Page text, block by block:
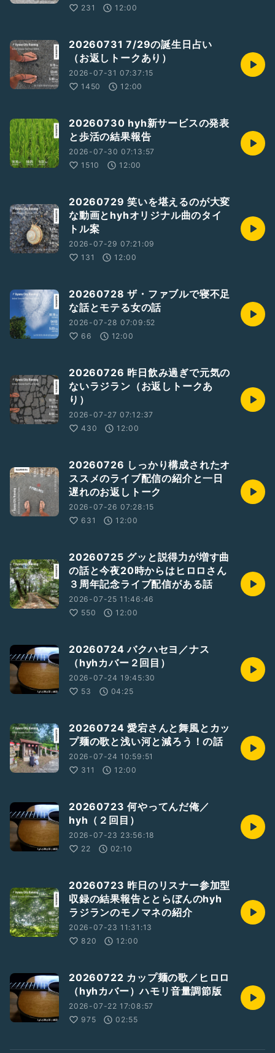
231
12:00
20260731 7/29の誕生日占い
（お返しトークあり）
2026-07-31 07:37:15
1450
12:00
20260730 hyh新サービスの発表
と歩活の結果報告
2026-07-30 07:13:57
1510
12:00
20260729 笑いを堪えるのが大変
な動画とhyhオリジナル曲のタイ
トル案
2026-07-29 07:21:09
131
12:00
20260728 ザ・ファブルで寝不足
な話とモテる女の話
2026-07-28 07:09:52
66
12:00
20260726 昨日飲み過ぎで元気の
ないラジラン（お返しトークあ
り）
2026-07-27 07:12:37
430
12:00
20260726 しっかり構成されたオ
ススメのライブ配信の紹介と一日
遅れのお返しトーク
2026-07-26 07:28:15
631
12:00
20260725 グッと説得力が増す曲
の話と今夜20時からはヒロロさん
３周年記念ライブ配信がある話
2026-07-25 11:46:46
550
12:00
20260724 バクハセヨ／ナス
（hyhカバー２回目）
2026-07-24 19:45:30
53
04:25
20260724 愛宕さんと舞風とカッ
プ麺の歌と浅い河と減ろう！の話
2026-07-24 10:59:51
311
12:00
20260723 何やってんだ俺／
hyh（２回目）
2026-07-23 23:56:18
22
02:10
20260723 昨日のリスナー参加型
収録の結果報告ととらぼんのhyh
ラジランのモノマネの紹介
2026-07-23 11:31:13
820
12:00
20260722 カップ麺の歌／ヒロロ
（hyhカバー）ハモリ音量調節版
2026-07-22 17:08:57
975
02:55